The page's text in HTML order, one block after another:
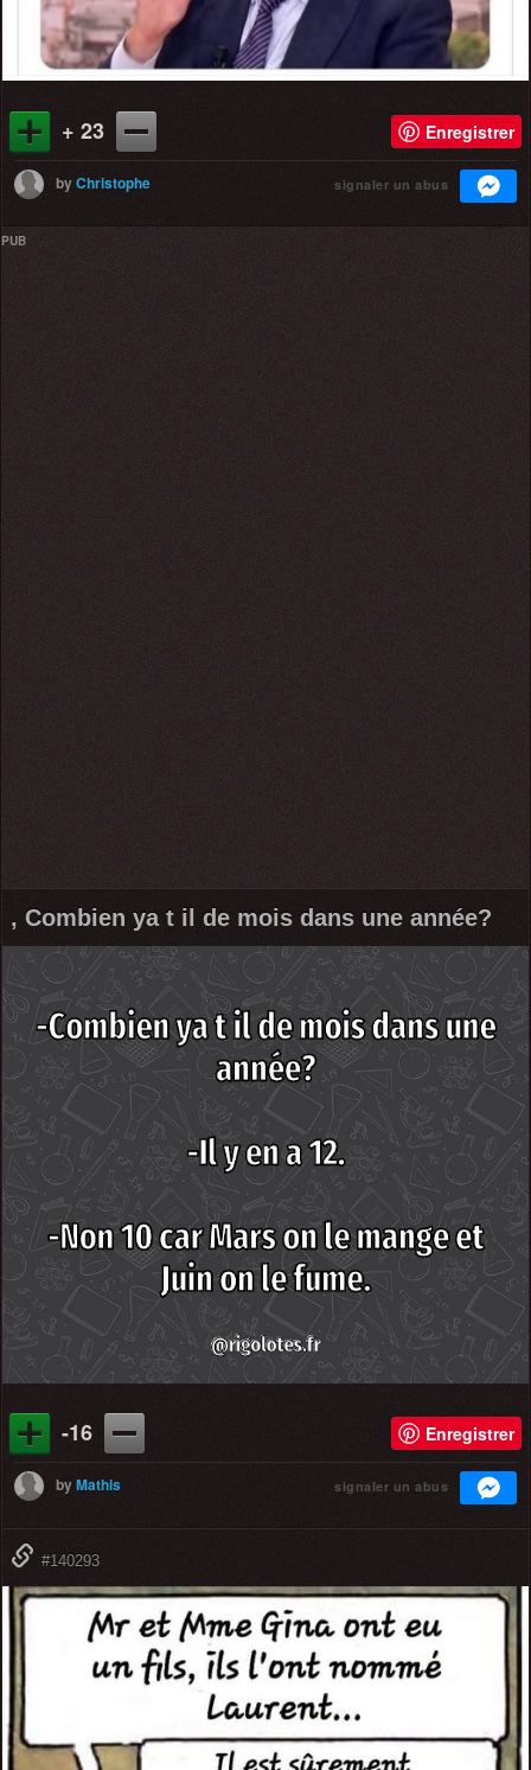
+ 23 Enregistrer
byChristophe signaler un abus
PUB
, Combien ya t il de mois dans une année?
-16 Enregistrer
byMathis signaler un abus
#140293